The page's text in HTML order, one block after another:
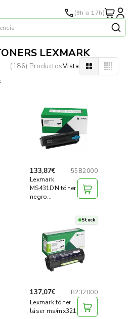
›
›
›
›
›
(9h a 17h)
LEXMARK
(186) ProductosVista
133,87€
55B2000
Lexmark
MS431DN tóner
negro
Stock
137,07€
B232000
Lexmark tóner
láser ms/mx321